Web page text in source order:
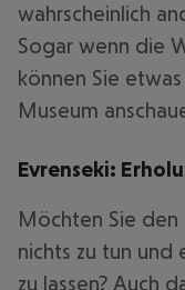
wahrscheinlich
Sogar wenn die
können Sie
Museum
Evrenseki:
Möchten Sie den
nichts zu tun und
zu lassen? Auch